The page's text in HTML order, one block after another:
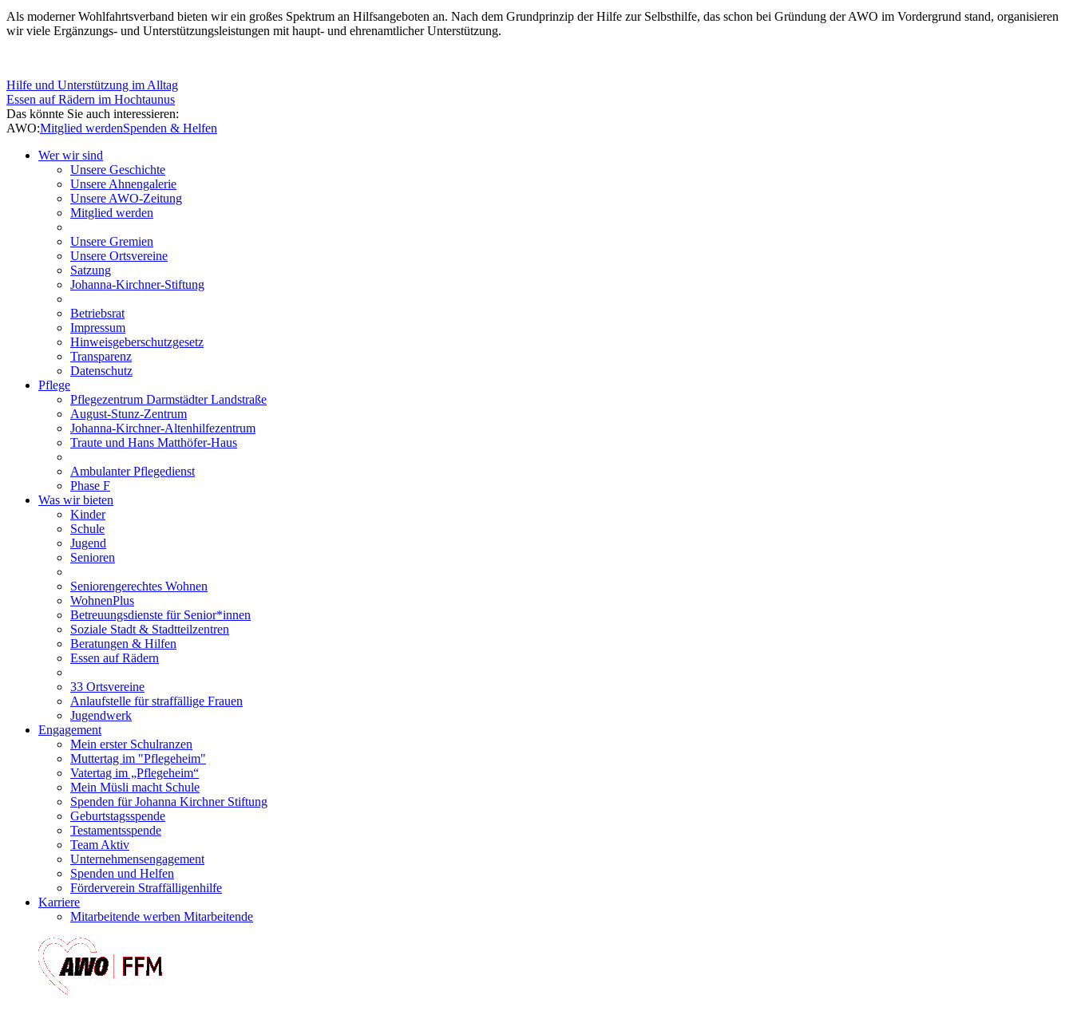
Als moderner Wohlfahrtsverband bieten wir ein großes Spektrum an Hilfsangeboten an. Nach dem Grundprinzip der Hilfe zur Selbsthilfe, das schon bei Gründung der AWO im Vordergrund stand, organisieren
wir viele Ergänzungs- und Unterstützungsleistungen mit haupt- und ehrenamtlicher Unterstützung.
Hilfe und Unterstützung im Alltag
Essen auf Rädern im Hochtaunus
Das könnte Sie auch interessieren:
AWO:Mitglied werdenSpenden & Helfen
Wer wir sind
Unsere Geschichte
Unsere Ahnengalerie
Unsere AWO-Zeitung
Mitglied werden
Unsere Gremien
Unsere Ortsvereine
Satzung
Johanna-Kirchner-Stiftung
Betriebsrat
Impressum
Hinweisgeberschutzgesetz
Transparenz
Datenschutz
Pflege
Pflegezentrum Darmstädter Landstraße
August-Stunz-Zentrum
Johanna-Kirchner-Altenhilfezentrum
Traute und Hans Matthöfer-Haus
Ambulanter Pflegedienst
Phase F
Was wir bieten
Kinder
Schule
Jugend
Senioren
Seniorengerechtes Wohnen
WohnenPlus
Betreuungsdienste für Senior*innen
Soziale Stadt & Stadtteilzentren
Beratungen & Hilfen
Essen auf Rädern
33 Ortsvereine
Anlaufstelle für straffällige Frauen
Jugendwerk
Engagement
Mein erster Schulranzen
Muttertag im "Pflegeheim"
Vatertag im „Pflegeheim“
Mein Müsli macht Schule
Spenden für Johanna Kirchner Stiftung
Geburtstagsspende
Testamentsspende
Team Aktiv
Unternehmensengagement
Spenden und Helfen
Förderverein Straffälligenhilfe
Karriere
Mitarbeitende werben Mitarbeitende